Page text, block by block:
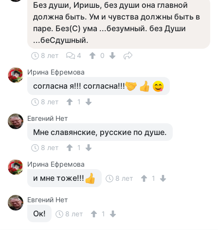
Без души, Иришь, без души она главной
должна быть. Ум и чувства должны быть в
паре. Без(С) ума ...безумный. без Души
...беСдушный.
8 лет 4
0
Ирина Ефремова
согласна я!!! согласна!!!
8 лет
1
Евгений Нет
Мне славянские, русские по душе.
8 лет
1
Ирина Ефремова
и мне тоже!!! 8 лет 1
Евгений Нет
Ок! 8 лет 1